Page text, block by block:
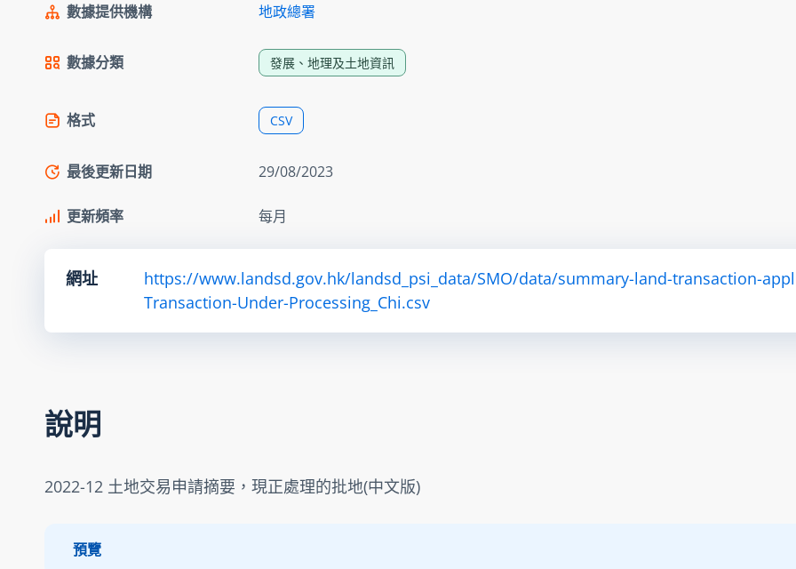
數據提供機構 地政總署
數據分類 發展、地理及土地資訊
格式 CSV
最後更新日期 29/08/2023
更新頻率 每月
網址
https://www.landsd.gov.hk/landsd_psi_data/SMO/data/summary-land-transaction-
Transaction-Under-Processing_Chi.csv
說明
2022-12 土地交易申請摘要，現正處理的批地(中文版)
預覽